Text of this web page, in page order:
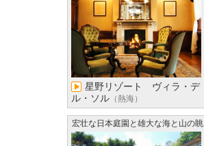
星野リゾート ヴィラ・デ
ル・ソル （熱海）
宏壮な日本庭園と雄大な海と山の眺